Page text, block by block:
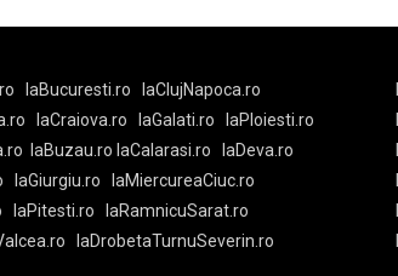
laBucuresti.ro
laClujNapoca.ro
laCraiova.ro laGalati.ro
laPloiesti.ro
laBuzau.ro laCalarasi.ro
laDeva.ro
laGiurgiu.ro
laMiercureaCiuc.ro
laPitesti.ro
laRamnicuSarat.ro
laDrobetaTurnuSeverin.ro